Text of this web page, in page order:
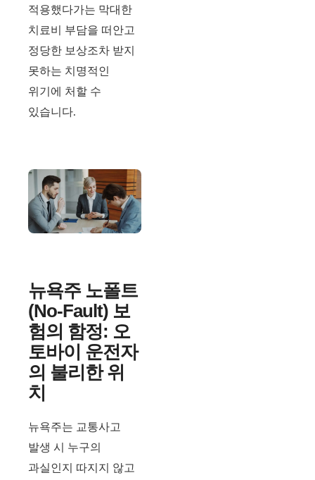
적용했다가는 막대한
치료비 부담을 떠안고
정당한 보상조차 받지
못하는 치명적인
위기에 처할 수
있습니다.
뉴욕주 노폴트
(No-Fault) 보
험의 함정: 오
토바이 운전자
의 불리한 위
치
뉴욕주는 교통사고
발생 시 누구의
과실인지 따지지 않고